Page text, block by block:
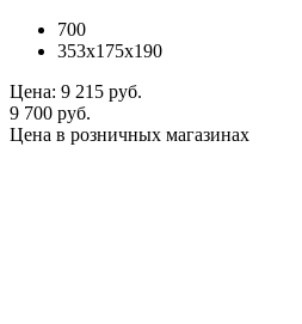
700
353x175x190
Цена: 9 215 руб.
9 700 руб.
Цена в розничных магазинах